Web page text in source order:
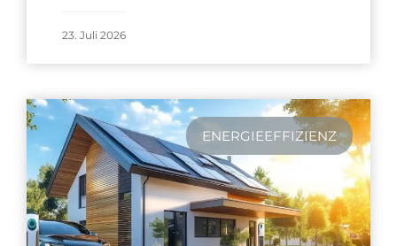
23. Juli 2026
ENERGIEEFFIZIENZ